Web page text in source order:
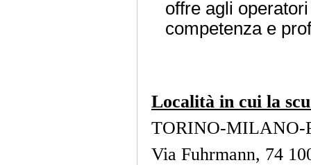
offre agli
competenza e
Località in cui la
TORINO-MILANO-
Via Fuhrmann, 74